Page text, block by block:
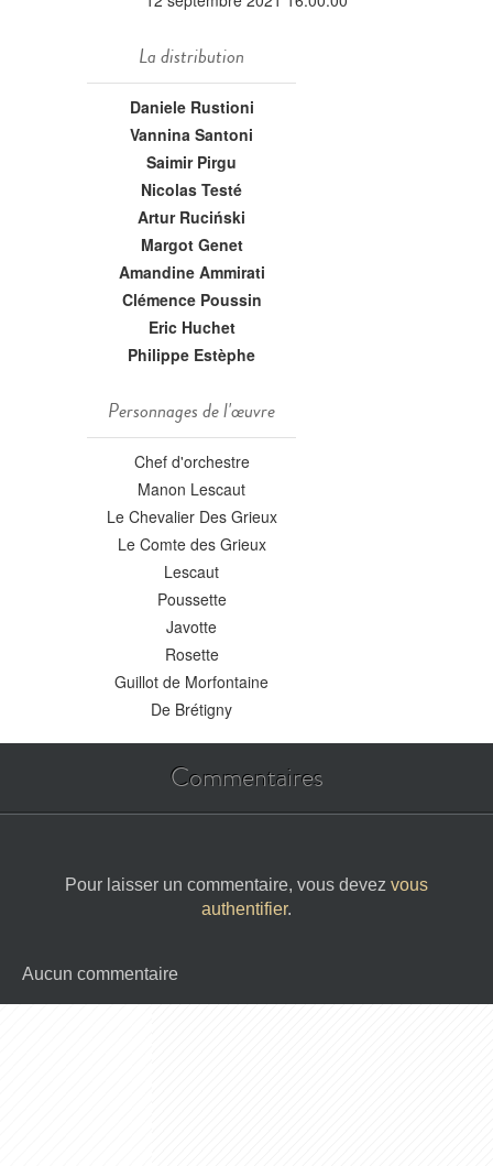
La distribution
Daniele Rustioni
Vannina Santoni
Saimir Pirgu
Nicolas Testé
Artur Ruciński
Margot Genet
Amandine Ammirati
Clémence Poussin
Eric Huchet
Philippe Estèphe
Personnages de l'œuvre
Chef d'orchestre
Manon Lescaut
Le Chevalier Des Grieux
Le Comte des Grieux
Lescaut
Poussette
Javotte
Rosette
Guillot de Morfontaine
De Brétigny
Commentaires
Pour laisser un commentaire, vous devez vous
authentifier.
Aucun commentaire